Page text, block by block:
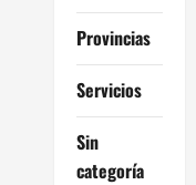
Provincias
Servicios
Sin
categoría